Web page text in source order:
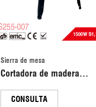
Sierra de mesa
Cortadora de madera
mm (TS255-007)
CONSULTA